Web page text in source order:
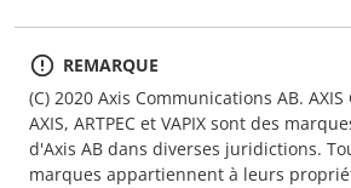
REMARQUE
(C) 2020 Axis Communications AB. AXIS
AXIS, ARTPEC et VAPIX sont des
d'Axis AB dans diverses juridictions.
marques appartiennent à leurs